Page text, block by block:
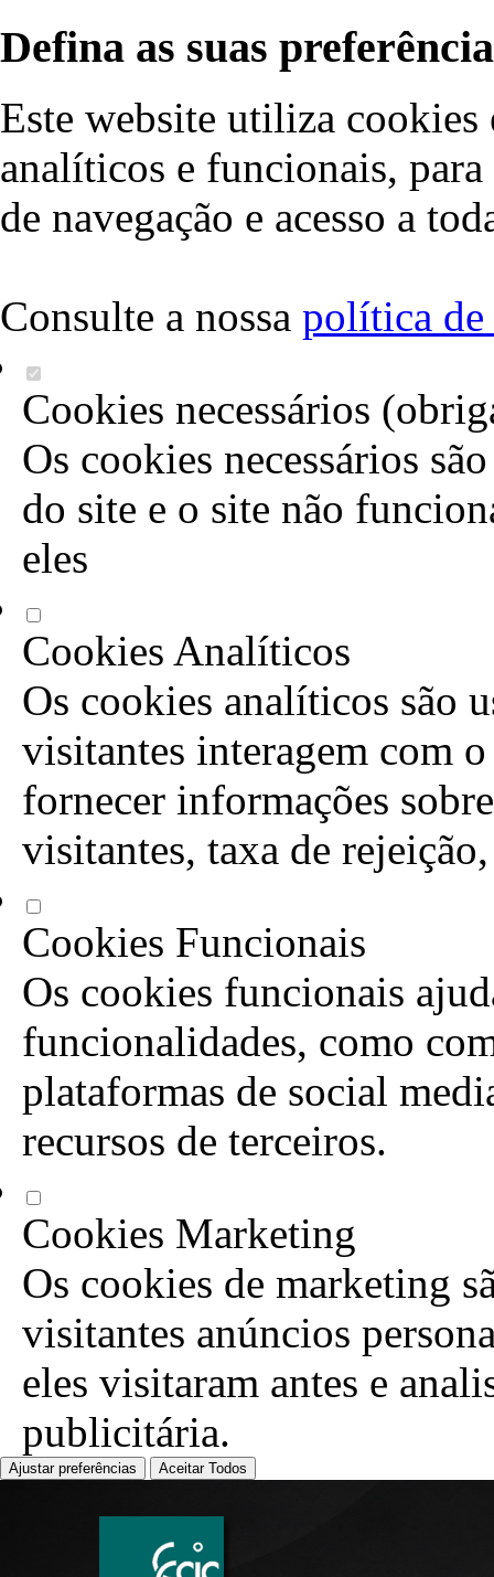
Defina as suas
Este website utiliza cookies
analíticos e funcionais,
de navegação e acesso a
Consulte a nossa política de
Cookies necessários
Os cookies necessários
do site e o site não
eles
Cookies Analíticos
Os cookies analíticos são
visitantes interagem com
fornecer informações
visitantes, taxa de
Cookies Funcionais
Os cookies funcionais
funcionalidades, como
plataformas de social
recursos de terceiros.
Cookies Marketing
Os cookies de marketing
visitantes anúncios
eles visitaram antes e
publicitária.
Ajustar preferências Aceitar Todos